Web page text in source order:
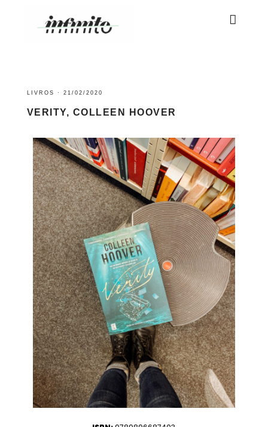
LIVROS · 21/02/2020
VERITY, COLLEEN HOOVER